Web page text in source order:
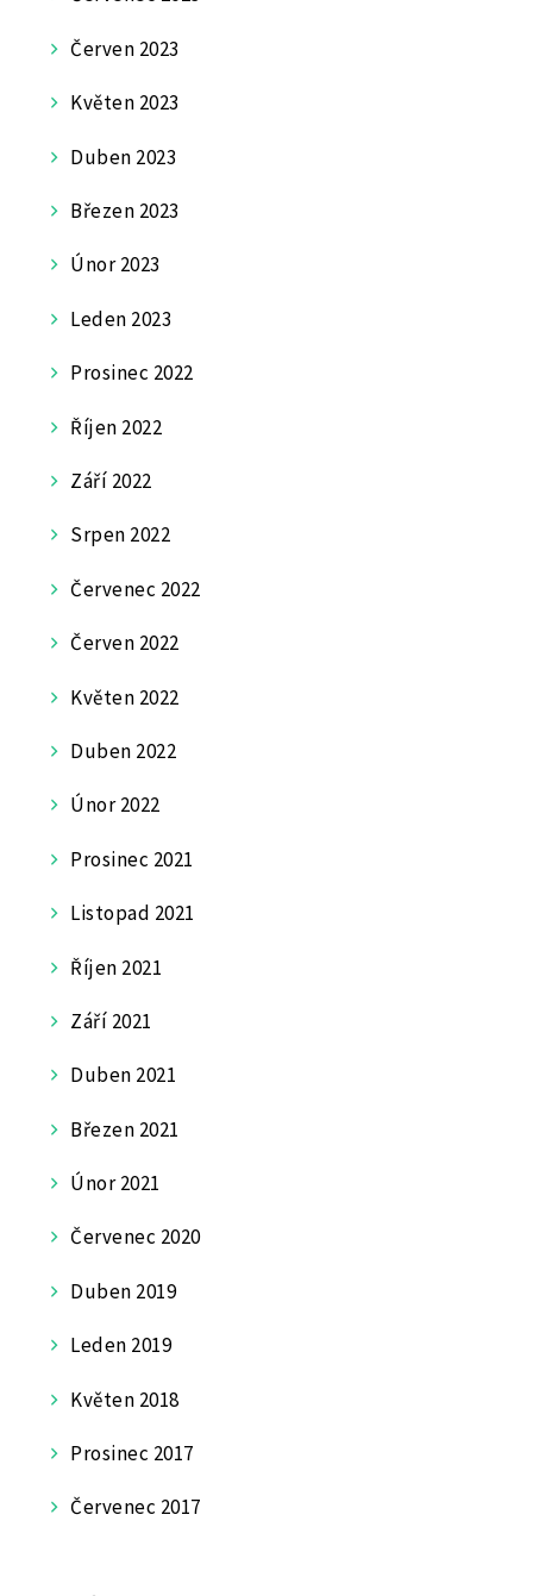
Červen 2023
Květen 2023
Duben 2023
Březen 2023
Únor 2023
Leden 2023
Prosinec 2022
Říjen 2022
Září 2022
Srpen 2022
Červenec 2022
Červen 2022
Květen 2022
Duben 2022
Únor 2022
Prosinec 2021
Listopad 2021
Říjen 2021
Září 2021
Duben 2021
Březen 2021
Únor 2021
Červenec 2020
Duben 2019
Leden 2019
Květen 2018
Prosinec 2017
Červenec 2017